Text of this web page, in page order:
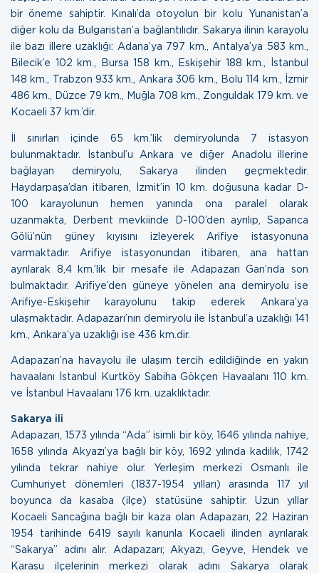
bir öneme sahiptir. Kınalı’da otoyolun bir kolu Yunanistan’a
diğer kolu da Bulgaristan’a bağlantılıdır. Sakarya ilinin karayolu
ile bazı illere uzaklığı: Adana’ya 797 km., Antalya’ya 583 km.,
Bilecik’e 102 km., Bursa 158 km., Eskişehir 188 km., İstanbul
148 km., Trabzon 933 km., Ankara 306 km., Bolu 114 km., İzmir
486 km., Düzce 79 km., Muğla 708 km., Zonguldak 179 km. ve
Kocaeli 37 km.’dir.
İl sınırları içinde 65 km.’lik demiryolunda 7 istasyon
bulunmaktadır. İstanbul’u Ankara ve diğer Anadolu illerine
bağlayan demiryolu, Sakarya ilinden geçmektedir.
Haydarpaşa’dan itibaren, İzmit’in 10 km. doğusuna kadar D-
100 karayolunun hemen yanında ona paralel olarak
uzanmakta, Derbent mevkiinde D-100’den ayrılıp, Sapanca
Gölü’nün güney kıyısını izleyerek Arifiye istasyonuna
varmaktadır. Arifiye istasyonundan itibaren, ana hattan
ayrılarak 8,4 km.’lik bir mesafe ile Adapazarı Garı’nda son
bulmaktadır. Arifiye’den güneye yönelen ana demiryolu ise
Arifiye-Eskişehir karayolunu takip ederek Ankara’ya
ulaşmaktadır. Adapazarı’nın demiryolu ile İstanbul’a uzaklığı 141
km., Ankara’ya uzaklığı ise 436 km.dir.
Adapazarı’na havayolu ile ulaşım tercih edildiğinde en yakın
havaalanı İstanbul Kurtköy Sabiha Gökçen Havaalanı 110 km.
ve İstanbul Havaalanı 176 km. uzaklıktadır.
Sakarya ili
Adapazarı, 1573 yılında “Ada” isimli bir köy, 1646 yılında nahiye,
1658 yılında Akyazı’ya bağlı bir köy, 1692 yılında kadılık, 1742
yılında tekrar nahiye olur. Yerleşim merkezi Osmanlı ile
Cumhuriyet dönemleri (1837-1954 yılları) arasında 117 yıl
boyunca da kasaba (ilçe) statüsüne sahiptir. Uzun yıllar
Kocaeli Sancağına bağlı bir kaza olan Adapazarı, 22 Haziran
1954 tarihinde 6419 sayılı kanunla Kocaeli ilinden ayrılarak
“Sakarya” adını alır. Adapazarı; Akyazı, Geyve, Hendek ve
Karasu ilçelerinin merkezi olarak adını Sakarya olarak